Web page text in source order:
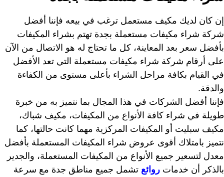
إن كان لديك مكيف مستعمل ترغب في بيعه فإننا أفضل
شركة شراء مكيفات مستعملة بجدة تهتم بشراء المكيفات
بأفضل سعر بعد المعاينة، كل ما تحتاج له هو الاتصال من الآن
على أرقام شركة شراء مكيفات مستعملة التي تعد الأفضل
في القيام بكافة مراحل الشراء بأعلى مستوى من الكفاءة
والدقة.
فإننا أفضل الشركات في هذا المجال بما نتميز به من خبرة
طويلة في شراء كافة الأنواع من المكيفات، مكيف شباك،
مكيف سبليت أو المكيفات المركزية مهما كانت حالتها، كما
نتميز بامتلاك أقوى عروض شراء المكيفات المستعملة بأفضل
معدل لتسعير جميع الأنواع من المكيفات المستعملة، والجدير
بالذكر أن خدمات روائع تشمل جميع مناطق جدة مع سرعة